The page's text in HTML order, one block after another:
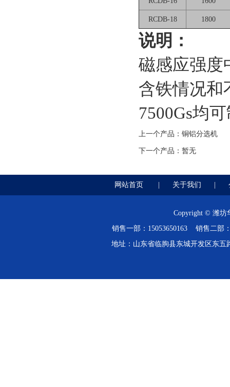
RCDB-18 1800
说明：
磁感应强度
含铁情况和
7500Gs均
上一个产品： 铜铝分选机
下一个产品：暂无
网站首页 关于我们
Copyright © 潍坊
销售一部：15053650163 销售二部
地址：山东省临朐县东城开发区东